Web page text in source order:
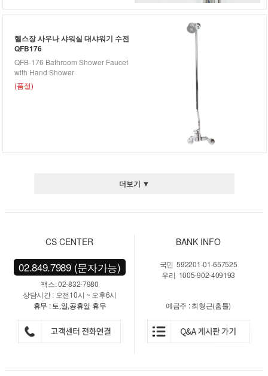
헬스장 사우나 샤워실 대샤워기 수전
QFB176
QFB-176 Bathroom Shower Faucet
with Hand Shower
(품절)
더보기 ▼
CS CENTER
02.849.7989 (문자가능)
팩스: 02-832-7980
상담시간 : 오전10시 ~ 오후6시
휴무 : 토,일,공휴일 휴무
BANK INFO
국민 592201-01-657525
우리 1005-902-409193
예금주 : 최형근(홈툴)